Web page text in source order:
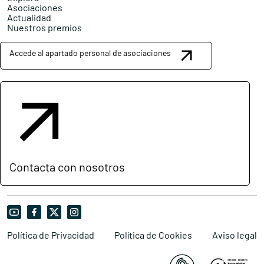
Asociaciones
Actualidad
Nuestros premios
Accede al apartado personal de asociaciones
Contacta con nosotros
Política de Privacidad Política de Cookies Aviso legal